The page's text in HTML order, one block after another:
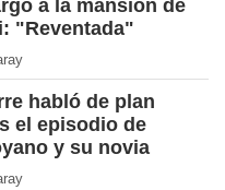
a la mansión de
"Reventada"
habló de plan
el episodio de
y su novia